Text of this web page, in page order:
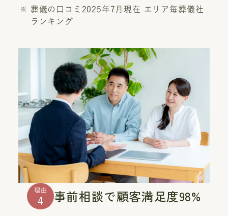
葬儀の口コミ2025年7月現在 エリア毎葬儀社
ランキング
理由
4 事前相談で顧客満足度98%